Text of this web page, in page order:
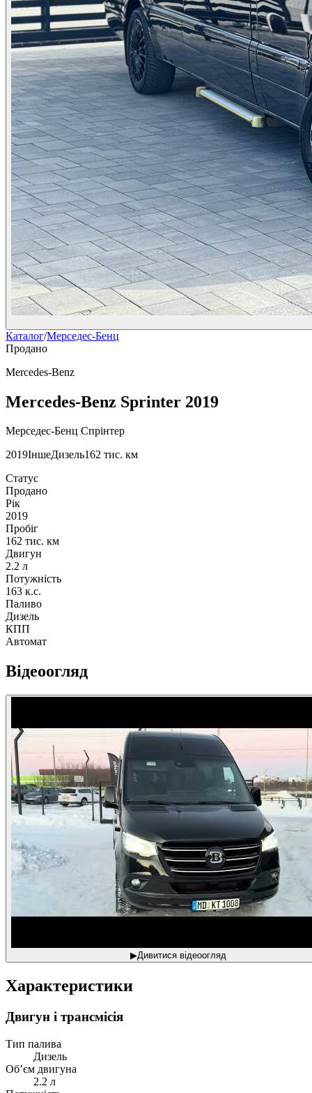
Каталог/Мерседес-Бенц
Продано
Mercedes-Benz
Mercedes-Benz Sprinter 2019
Мерседес-Бенц Спрінтер
2019ІншеДизель162 тис. км
Статус
Продано
Рік
2019
Пробіг
162 тис. км
Двигун
2.2 л
Потужність
163 к.с.
Паливо
Дизель
КПП
Автомат
Відеоогляд
▶Дивитися відеоогляд
Характеристики
Двигун і трансмісія
Тип палива
Дизель
Об’єм двигуна
2.2 л